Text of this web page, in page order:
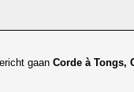
Corde à Tongs,